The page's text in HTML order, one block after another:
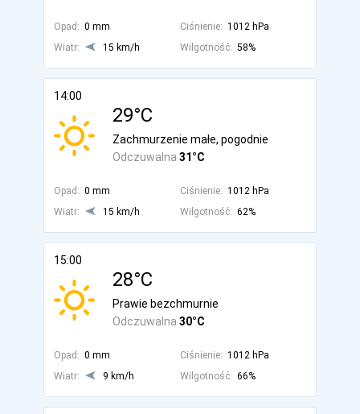
Opad: 0 mm Ciśnienie: 1012 hPa
Wiatr:
15 km/h Wilgotność: 58%
14:00
29°C
Odczuwalna 31°C
Zachmurzenie małe, pogodnie
Opad: 0 mm Ciśnienie: 1012 hPa
Wiatr:
15 km/h Wilgotność: 62%
15:00
28°C
Odczuwalna 30°C
Prawie bezchmurnie
Opad: 0 mm Ciśnienie: 1012 hPa
Wiatr:
9 km/h Wilgotność: 66%